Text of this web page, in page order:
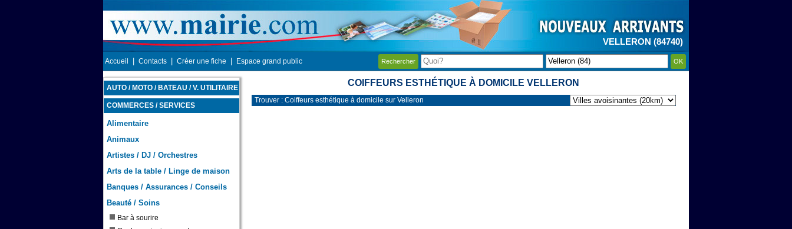
VELLERON (84740)
Accueil Contacts Créer une fiche Espace grand public Rechercher OK
AUTO / MOTO / BATEAU / V. UTILITAIRE
COMMERCES / SERVICES
Alimentaire
Animaux
Artistes / DJ / Orchestres
Arts de la table / Linge de maison
Banques / Assurances / Conseils
Beauté / Soins
Bar à sourire
COIFFEURS ESTHÉTIQUE À DOMICILE VELLERON
Trouver : Coiffeurs esthétique à domicile sur Velleron